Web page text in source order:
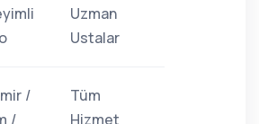
Uzman
Ustalar
/
/
Tüm
Hizmet